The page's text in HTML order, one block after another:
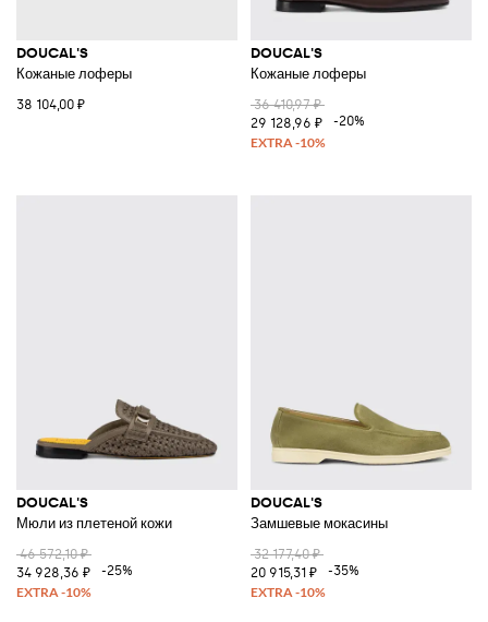
DOUCAL'S
Кожаные лоферы
38 104,00 ₽
DOUCAL'S
Кожаные лоферы
36 410,97 ₽
29 128,96 ₽
-20%
DOUCAL'S
Мюли из плетеной кожи
46 572,10 ₽
34 928,36 ₽
-25%
DOUCAL'S
Замшевые мокасины
32 177,40 ₽
20 915,31 ₽
-35%